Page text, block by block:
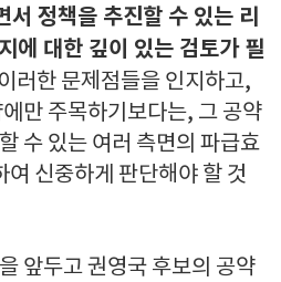
서 정책을 추진할 수 있는 리
에 대한 깊이 있는 검토가 필
러한 문제점들을 인지하고,
만 주목하기보다는, 그 공약
수 있는 여러 측면의 파급효
신중하게 판단해야 할 것
앞두고 권영국 후보의 공약